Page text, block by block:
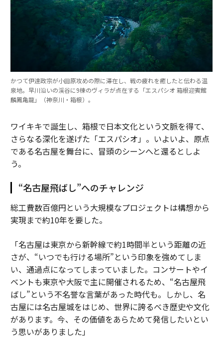
かつて伊達政宗が小田原攻めの際に滞在し、戦の疲れを癒したと伝わる温
泉地。早川沿いの渓谷に9棟のヴィラが点在する「エスパシオ 箱根迎賓館
麟鳳亀龍」（神奈川・箱根）。
ワイキキで誕生し、箱根で日本文化という文脈を得て、
さらなる深化を遂げた「エスパシオ」。いよいよ、原点
である名古屋を舞台に、冒頭のシーンへと還るとしよ
う。
“名古屋飛ばし”へのチャレンジ
総工費数百億円という大規模なプロジェクトは構想から
実現まで約10年を要した。
「名古屋は東京から新幹線で約1時間半という距離の近
さが、“いつでも行ける場所”という印象を強めてしま
い、通過点になってしまっていました。コンサートやイ
ベントも東京や大阪で主に開催されるため、“名古屋飛
ばし”という不名誉な言葉があった時代も。しかし、名
古屋には名古屋城をはじめ、世界に誇るべき歴史や文化
があります。今、その価値をあらためて発信したいとい
う思いがありました」